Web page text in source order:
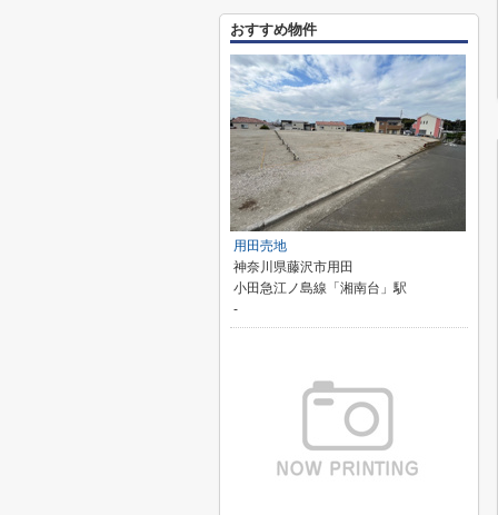
おすすめ物件
用田売地
神奈川県藤沢市用田
小田急江ノ島線「湘南台」駅
-